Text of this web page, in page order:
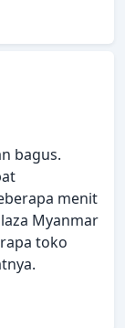
bagus.
menit
Myanmar
toko